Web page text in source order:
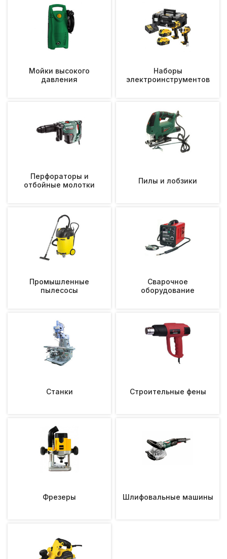
Мойки высокого
давления
Наборы
электроинструментов
Перфораторы и
отбойные молотки
Пилы и лобзики
Промышленные
пылесосы
Сварочное
оборудование
Станки Строительные фены
Фрезеры Шлифовальные машины